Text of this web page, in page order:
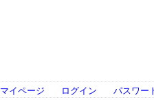
マイページ ログイン
パスワー